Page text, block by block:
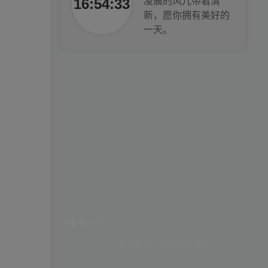
16:54:35
新，愿你拥有美好的
一天。